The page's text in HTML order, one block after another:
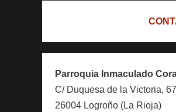
Parroquia Inmaculado
C/ Duquesa de la Victoria, 67
26004 Logroño (La Rioja)